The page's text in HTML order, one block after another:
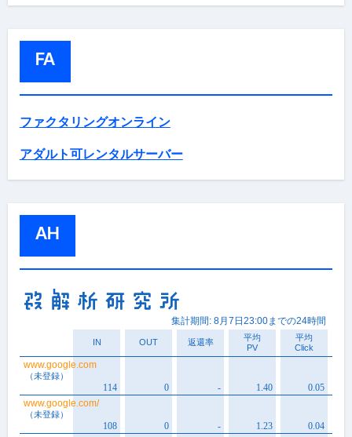
FA
ファクタリングオンライン
アダルト可レンタルサーバー
AH